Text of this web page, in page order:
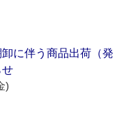
に伴う商品出荷（発
せ
)